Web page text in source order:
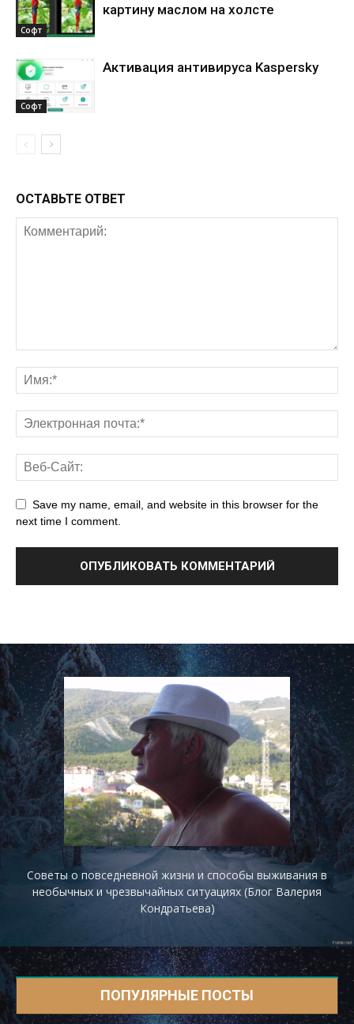
Софт
картину маслом на холсте
Софт
Активация антивируса Kaspersky
ОСТАВЬТЕ ОТВЕТ
Save my name, email, and website in this browser for the
next time I comment.
Советы о повседневной жизни и способы выживания в
необычных и чрезвычайных ситуациях (Блог Валерия
Кондратьева)
ПОПУЛЯРНЫЕ ПОСТЫ